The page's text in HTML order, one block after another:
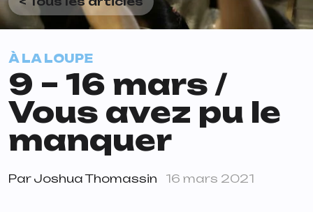
À LA LOUPE
9 – 16 mars /
Vous avez pu le
manquer
Par Joshua Thomassin 16 mars 2021